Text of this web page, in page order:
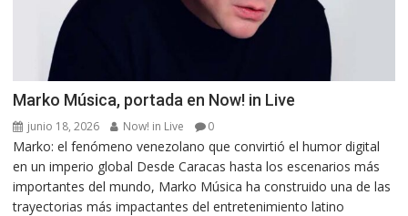
Marko Música, portada en Now! in Live
junio 18, 2026 Now! in Live 0
Marko: el fenómeno venezolano que convirtió el humor digital
en un imperio global Desde Caracas hasta los escenarios más
importantes del mundo, Marko Música ha construido una de las
trayectorias más impactantes del entretenimiento latino